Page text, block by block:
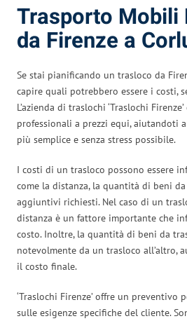
Trasporto Mobili
da Firenze a
Se stai pianificando un trasloco da
capire quali potrebbero essere i costi,
L’azienda di traslochi ‘Traslochi
professionali a prezzi equi, aiutandoti
più semplice e senza stress possibile.
I costi di un trasloco possono essere
come la distanza, la quantità di beni
aggiuntivi richiesti. Nel caso di un
distanza è un fattore importante che
costo. Inoltre, la quantità di beni da
notevolmente da un trasloco all’altro,
il costo finale.
‘Traslochi Firenze’ offre un preventivo
sulle esigenze specifiche del cliente.